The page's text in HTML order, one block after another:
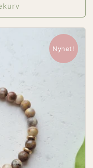
Nyhet!